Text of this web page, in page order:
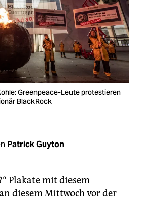
Greenpeace-Leute protestieren
BlackRock
Patrick Guyton
Plakate mit diesem
diesem Mittwoch vor der